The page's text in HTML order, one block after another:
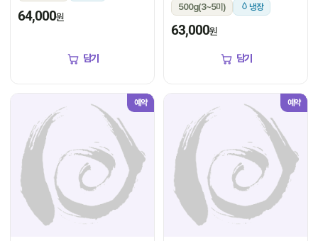
64,000원
담기
500g(3~5미) 냉장
63,000원
담기
예약 예약